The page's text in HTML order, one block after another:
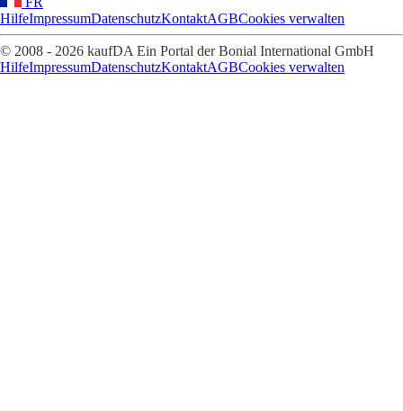
HilfeImpressumDatenschutzKontaktAGBCookies verwalten
© 2008 - 2026 kaufDA Ein Portal der Bonial International GmbH
HilfeImpressumDatenschutzKontaktAGBCookies verwalten